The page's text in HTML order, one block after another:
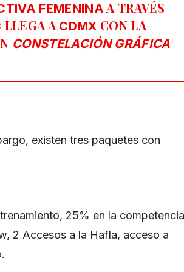
FEMENINA A TRAVÉS
LLEGA A CDMX CON LA
CONSTELACIÓN GRÁFICA
existen tres paquetes con
25% en la competencia
2 Accesos a la Hafla, acceso a